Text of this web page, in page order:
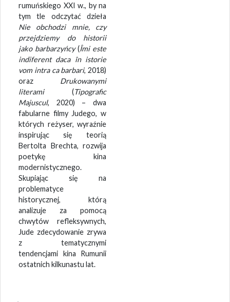
rumuńskiego XXI w., by na
tym tle odczytać dzieła
Nie obchodzi mnie, czy
przejdziemy do historii
jako barbarzyńcy(Îmi este
indiferent daca în istorie
vom intra ca barbari, 2018)
oraz Drukowanymi
literami (Tipografic
Majuscul, 2020) – dwa
fabularne filmy Judego, w
których reżyser, wyraźnie
inspirując się teorią
Bertolta Brechta, rozwija
poetykę kina
modernistycznego.
Skupiając się na
problematyce
historycznej, którą
analizuje za pomocą
chwytów refleksywnych,
Jude zdecydowanie zrywa
z tematycznymi
tendencjami kina Rumunii
ostatnich kilkunastu lat.